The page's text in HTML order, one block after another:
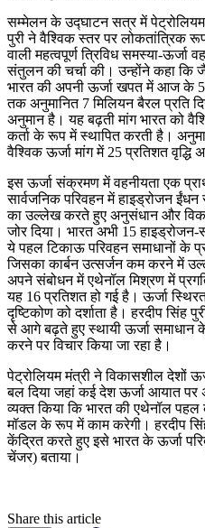
सम्मेलन के उ‌द्घाटन सत्र में
पुरी ने वैश्विक स्तर पर लोकतांत्रिक
वाली महत्वपूर्ण त्रिविध समस्या-ऊर्जा
संतुलन की चर्चा की। उन्होंने कहा कि
भारत की अपनी ऊर्जा खपत में आज के
तक अनुमानित 7 मिलियन बैरल प्रति
अनुमान है। यह बढ़ती मांग भारत को
कर्ता के रूप में स्थापित करती है।
वैश्विक ऊर्जा मांग में 25 प्रतिशत वृद्धि
इस ऊर्जा संक्रमण में वहनीयता एक
सार्वजनिक परिवहन में हाइड्रोजन
का उल्लेख करते हुए अनुसंधान और
जोर दिया। भारत अभी 15
ये पहल टिकाऊ परिवहन समाधानों के
जिसका कार्बन उत्सर्जन कम करने में
अपने संबोधन में एथेनॉल मिश्रण में
यह 16 प्रतिशत हो गई है। ऊर्जा
दृष्टिकोण को दर्शाता है। हरदीप सिंह
से आगे बढ़ते हुए स्थायी ऊर्जा समाधान
करने पर विचार किया जा रहा है।
पेट्रोलियम मंत्री ने विकासशील देशों
बल दिया जहां कई देश ऊर्जा आयात पर
व्यक्त किया कि भारत की एथेनॉल
मॉडल के रूप में काम करेगी। हरदीप
केंद्रित करते हुए इसे भारत के ऊर्जा
चेंजर) बताया।
Share this article